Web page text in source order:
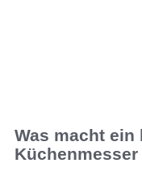
Was macht ein